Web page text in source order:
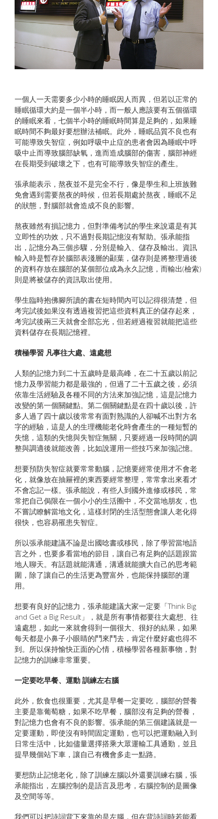
一個人一天需要多少小時的睡眠因人而異，但若以正常的
睡眠循環大約是一個半小時，而一般人應該要有五個循環
的睡眠來看，七個半小時的睡眠時間算是足夠的，如果睡
眠時間不夠最好要想辦法補眠。此外，睡眠品質不良也有
可能導致失智症，例如呼吸中止症的患者會因為睡眠中呼
吸中止而導致腦部缺氧，進而造成腦部的傷害，腦部神經
在長期受到破壞之下，也有可能導致失智症的產生。
張承能表示，熬夜並不是完全不行，像是學生和上班族難
免會遇到需要熬夜的時候，但若長期處於熬夜，睡眠不足
的狀態，對腦部就會造成不良的影響。
熬夜雖然有損記憶力，但對準備考試的學生來說還是有其
立即性的功效，只不過對長期記憶沒有幫助。張承能指
出，記憶分為三個步驟，分別是輸入、儲存及輸出。資訊
輸入時是暫存於腦部表淺層的顳葉，儲存則是將整理過後
的資料存放在腦部的某個部位成為永久記憶，而輸出(檢索)
則是將被儲存的資訊取出使用。
學生臨時抱佛腳所讀的書在短時間內可以記得很清楚，但
考完試後如果沒有透過複習把這些資料真正的儲存起來，
考完試後兩三天就會全部忘光，但若經過複習就能把這些
資料儲存在長期記憶裡。
積極學習 凡事往大處、遠處想
人類的記憶力到二十五歲時是最高峰，在二十五歲以前記
憶力及學習能力都是最強的，但過了二十五歲之後，必須
依靠生活經驗及各種不同的方法來加強記憶，這是記憶力
改變的第一個關鍵點。第二個關鍵點是在四十歲以後，許
多人過了四十歲以後常常有面對熟識的人卻喊不出對方名
字的經驗，這是人的生理機能老化時會產生的一種短暫的
失憶，這類的失憶與失智症無關，只要經過一段時間的調
整與調適後就能改善，比如說運用一些技巧來加強記憶。
想要預防失智症就要常常動腦，記憶要經常使用才不會老
化，就像放在抽屜裡的東西要經常整理，常常拿出來看才
不會忘記一樣。張承能說，有些人到國外進修或移民，常
常把自己侷限在一個小小的生活圈中，不交當地朋友，也
不嘗試瞭解當地文化，這樣封閉的生活型態會讓人老化得
很快，也容易罹患失智症。
所以張承能建議不論是出國唸書或移民，除了學習當地語
言之外，也要多看當地的節目，讓自己有足夠的話題跟當
地人聊天。有話題就能溝通，溝通就能擴大自己的思考範
圍，除了讓自己的生活更為豐富外，也能保持腦部的運
用。
想要有良好的記憶力，張承能建議大家一定要「Think Big
and Get a Big Result」，就是所有事情都要往大處想、往
遠處想，如此一來就會得到一個很大、很好的結果，如果
每天都是小鼻子小眼睛的鬥來鬥去，肯定什麼好處也得不
到。所以保持愉快正面的心情，積極學習各種新事物，對
記憶力的訓練非常重要。
一定要吃早餐、運動 訓練左右腦
此外，飲食也很重要，尤其是早餐一定要吃，腦部的營養
主要是靠葡萄糖，如果不吃早餐，腦部沒有足夠的營養，
對記憶力也會有不良的影響。張承能的第三個建議就是一
定要運動，即使沒有時間固定運動，也可以把運動融入到
日常生活中，比如儘量選擇搭乘大眾運輸工具通勤，並且
提早幾個站下車，讓自己有機會多走一點路。
要想防止記憶老化，除了訓練左腦以外還要訓練右腦，張
承能指出，左腦控制的是語言及思考，右腦控制的是圖像
及空間等等。
我們可以把詩詞背下來靠的是左腦，但在背詩詞時若能看